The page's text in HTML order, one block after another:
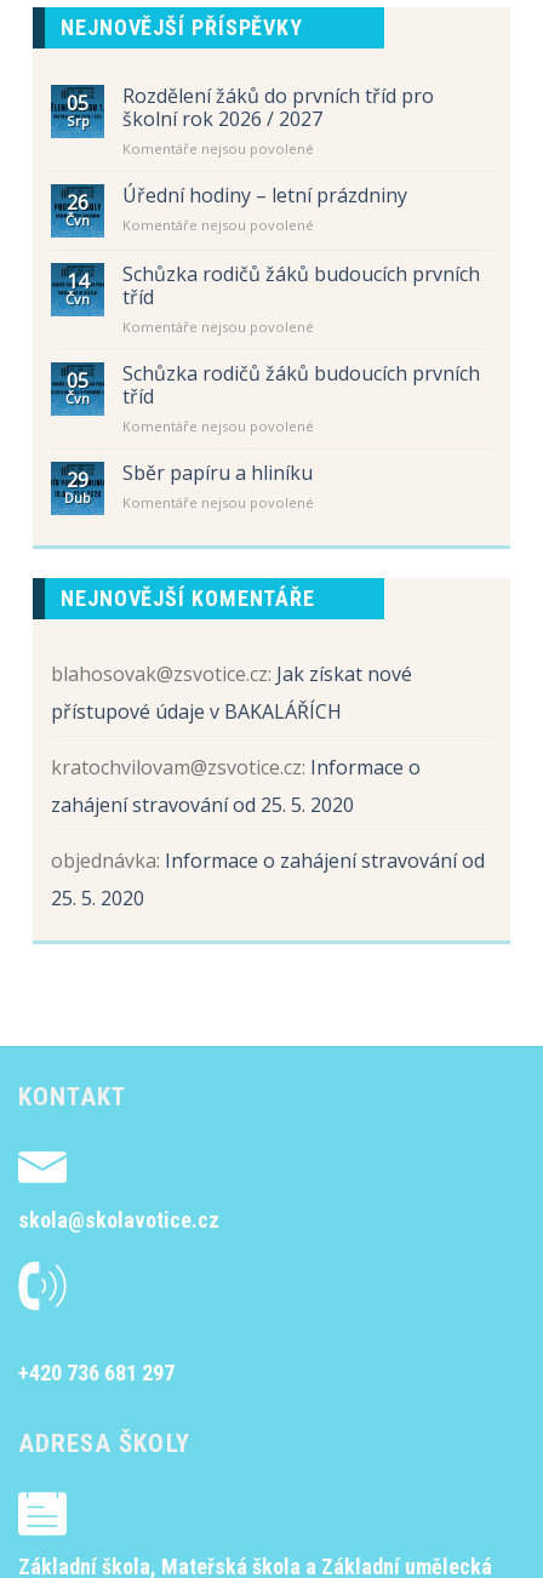
NEJNOVĚJŠÍ PŘÍSPĚVKY
05
Srp
Rozdělení žáků do prvních tříd pro
školní rok 2026 / 2027
Komentáře nejsou povolené
s
názvem
do
rok
26
Čvn
Úřední hodiny – letní prázdniny
Komentáře nejsou povolené
s
názvem
letní
14
Čvn
Schůzka rodičů žáků budoucích prvních
tříd
Komentáře nejsou povolené
s
05
Čvn
Schůzka rodičů žáků budoucích prvních
tříd
Komentáře nejsou povolené
žáků
prvních
tříd
29
Dub
Sběr papíru a hliníku
Komentáře nejsou povolené
s
Sběr
papíru
a
NEJNOVĚJŠÍ KOMENTÁŘE
blahosovak@zsvotice.cz: Jak získat nové
přístupové údaje v BAKALÁŘÍCH
kratochvilovam@zsvotice.cz: Informace o
zahájení stravování od 25. 5. 2020
objednávka: Informace o zahájení stravování od
25. 5. 2020
KONTAKT
skola@skolavotice.cz
+420 736 681 297
ADRESA ŠKOLY
Základní škola, Mateřská škola a Základní umělecká